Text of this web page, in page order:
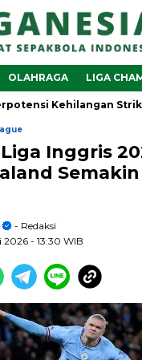
OLAHRAGA LIGA
Kehilangan Striker
Inggris
- Redaksi
2026 - 13:30 WIB